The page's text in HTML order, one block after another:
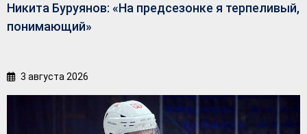
Никита Буруянов: «На предсезонке я терпеливый,
понимающий»
3 августа 2026